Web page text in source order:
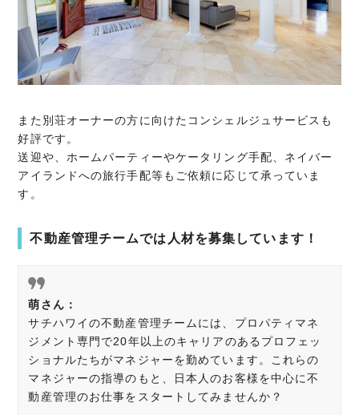
また別荘オーナーの方に向けたコンシェルジュサービスも
好評です。
送迎や、ホームパーティーやケータリング手配、ネイバー
アイランドへの旅行手配等もご依頼に応じて承っていま
す。
不動産管理チームでは人材を募集しています！
萌さん：
サチハワイの不動産管理チームには、プロパティマネ
ジメント専門で20年以上のキャリアのあるプロフェッ
ショナルたちがマネジャーを勤めています。これらの
マネジャーの指導のもと、日本人のお客様を中心に不
動産管理のお仕事をスタートしてみませんか？